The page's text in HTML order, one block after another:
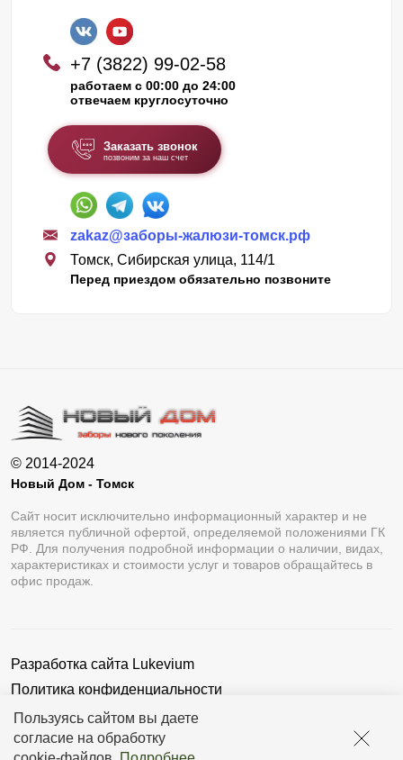
Пользуясь сайтом вы даете
согласие на обработку
+7 (3822) 99-02-58
работаем с 00:00 до 24:00
отвечаем круглосуточно
Заказать звонок
позвоним за наш счет
zakaz@заборы-жалюзи-томск.рф
Томск, Сибирская улица, 114/1
Перед приездом обязательно позвоните
© 2014-2024
Новый Дом - Томск
Сайт носит исключительно информационный характер и не
является публичной офертой, определяемой положениями ГК
РФ. Для получения подробной информации о наличии, видах,
характеристиках и стоимости услуг и товаров обращайтесь в
офис продаж.
Разработка сайта Lukevium
Политика конфиденциальности
Пользовательское соглашение